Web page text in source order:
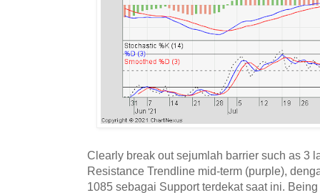
Clearly break out sejumlah barrier such as 3
Resistance Trendline mid-term (purple),
1085 sebagai Support terdekat saat ini.